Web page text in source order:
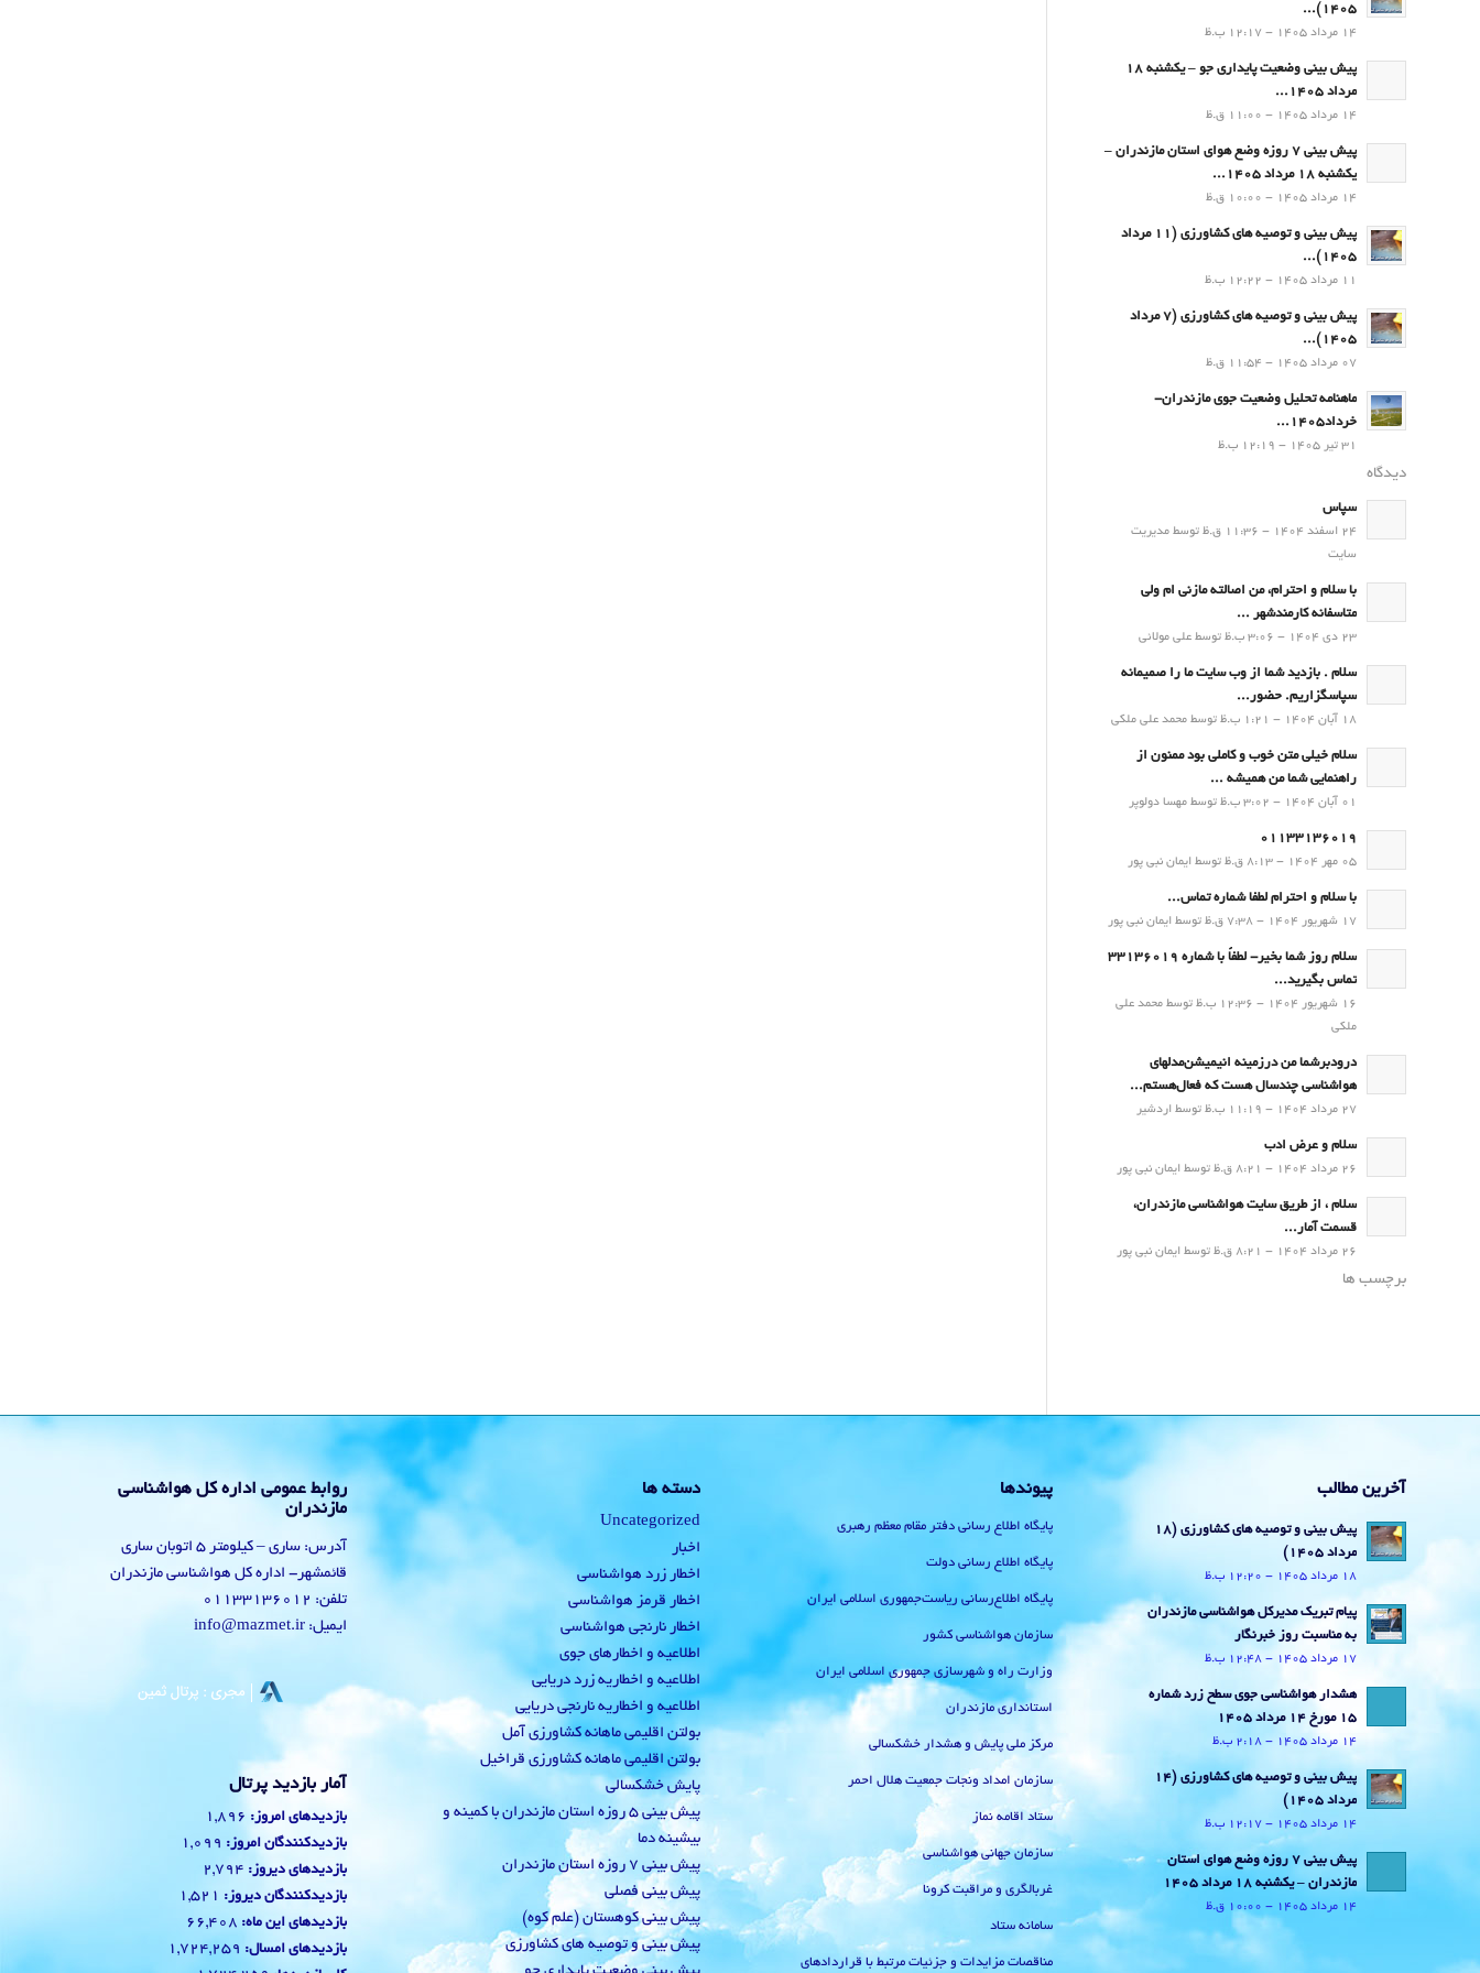
۱۴۰۵)...
14 مرداد 1405 - 12:17 ب.ظ
پیش بینی وضعیت پایداری جو – یکشنبه 18
مرداد 1405...
14 مرداد 1405 - 11:00 ق.ظ
پیش بینی 7 روزه وضع هوای استان مازندران –
یکشنبه 18 مرداد 1405...
14 مرداد 1405 - 10:00 ق.ظ
پیش بینی و توصیه های کشاورزی (11 مرداد
۱۴۰۵)...
11 مرداد 1405 - 12:22 ب.ظ
پیش بینی و توصیه های کشاورزی (7 مرداد
۱۴۰۵)...
07 مرداد 1405 - 11:54 ق.ظ
ماهنامه تحلیل وضعیت جوی مازندران-
خرداد1405...
31 تیر 1405 - 12:19 ب.ظ
دیدگاه
سپاس
24 اسفند 1404 - 11:36 ق.ظ توسط مدیریت
سایت
با سلام و احترام، من اصالته مازنی ام ولی
متاسفانه کارمندشهر ...
23 دی 1404 - 3:06 ب.ظ توسط علی مولائی
سلام . بازدید شما از وب سایت ما را صمیمانه
سپاسگزاریم. حضور...
18 آبان 1404 - 1:21 ب.ظ توسط محمد علی ملکی
سلام خیلی متن خوب و کاملی بود ممنون از
راهنمایی شما من همیشه ...
01 آبان 1404 - 3:02 ب.ظ توسط مهسا دولوپر
01133136019
05 مهر 1404 - 8:13 ق.ظ توسط ایمان نبی پور
با سلام و احترام لطفا شماره تماس...
17 شهریور 1404 - 7:38 ق.ظ توسط ایمان نبی پور
سلام روز شما بخیر- لطفاً با شماره 33136019
تماس بگیرید...
16 شهریور 1404 - 12:36 ب.ظ توسط محمد علی
ملکی
درودبرشما من درزمینه انیمیشن‌مدلهای
هواشناسی چندسال هست که فعال‌هستم...
27 مرداد 1404 - 11:19 ب.ظ توسط اردشیر
سلام و عرض ادب
26 مرداد 1404 - 8:21 ق.ظ توسط ایمان نبی پور
سلام ، از طریق سایت هواشناسی مازندران،
قسمت آمار...
26 مرداد 1404 - 8:21 ق.ظ توسط ایمان نبی پور
برچسب ها
آخرین مطالب
پیش بینی و توصیه های کشاورزی (18
مرداد ۱۴۰۵)
18 مرداد 1405 - 12:20 ب.ظ
پیام تبریک مدیرکل هواشناسی مازندران
به مناسبت روز خبرنگار
17 مرداد 1405 - 12:48 ب.ظ
هشدار هواشناسی جوی سطح زرد شماره
15 مورخ 14 مرداد 1405
14 مرداد 1405 - 2:18 ب.ظ
پیش بینی و توصیه های کشاورزی (14
مرداد ۱۴۰۵)
14 مرداد 1405 - 12:17 ب.ظ
پیش بینی 7 روزه وضع هوای استان
مازندران – یکشنبه 18 مرداد 1405
14 مرداد 1405 - 10:00 ق.ظ
پیوندها
پایگاه اطلاع رسانی دفتر مقام معظم رهبری
پایگاه اطلاع رسانی دولت
پایگاه اطلاع‌رسانی ریاست‌جمهوری اسلامی ایران
سازمان هواشناسی کشور
وزارت راه و شهرسازی جمهوری اسلامی ایران
استانداری مازندران
مرکز ملی پایش و هشدار خشکسالی
سازمان امداد ونجات جمعیت هلال احمر
ستاد اقامه نماز
سازمان جهانی هواشناسی
غربالگری و مراقبت کرونا
سامانه ستاد
مناقصات مزایدات و جزئیات مرتبط با قراردادهای
دسته ها
Uncategorized
اخبار
اخطار زرد هواشناسی
اخطار قرمز هواشناسی
اخطار نارنجی هواشناسی
اطلاعیه و اخطارهای جوی
اطلاعیه و اخطاریه زرد دریایی
اطلاعیه و اخطاریه نارنجی دریایی
بولتن اقلیمی ماهانه کشاورزی آمل
بولتن اقلیمی ماهانه کشاورزی قراخیل
پایش خشکسالی
پیش بینی 5 روزه استان مازندران با کمینه و
بیشینه دما
پیش بینی 7 روزه استان مازندران
پیش بینی فصلی
پیش بینی کوهستان (علم کوه)
پیش بینی و توصیه های کشاورزی
روابط عمومی اداره کل هواشناسی
مازندران
آدرس: ساری – کیلومتر 5 اتوبان ساری
قائمشهر- اداره کل هواشناسی مازندران
تلفن: 01133136012
ایمیل: info@mazmet.ir
آمار بازدید پرتال
بازدیدهای امروز: 1,896
بازدیدکنندگان امروز: 1,099
بازدیدهای دیروز: 2,794
بازدیدکنندگان دیروز: 1,521
بازدیدهای این ماه: 66,408
بازدیدهای امسال: 1,724,259